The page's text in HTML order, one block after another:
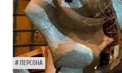
ПЕРСОНА